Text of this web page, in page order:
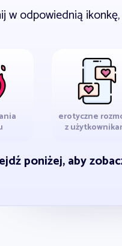
w odpowiednią
erotyczne
z
poniżej, aby